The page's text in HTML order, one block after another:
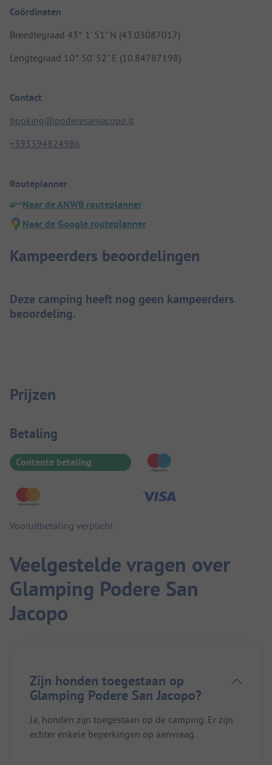
Coördinaten
Breedtegraad 43° 1' 51" N (43.03087017)
Lengtegraad 10° 50' 52" E (10.84787198)
Contact
booking@poderesanjacopo.it
+393394824986
Routeplanner
Naar de ANWB routeplanner
Naar de Google routeplanner
Kampeerders beoordelingen
Deze camping heeft nog geen kampeerders
beoordeling.
Prijzen
Betaalinformatie
Betaling
Contante betaling
Vooruitbetaling verplicht
Veelgestelde vragen over
Glamping Podere San
Jacopo
Zijn honden toegestaan op
Glamping Podere San Jacopo?
Ja, honden zijn toegestaan op de camping. Er zijn
echter enkele beperkingen op aanvraag.